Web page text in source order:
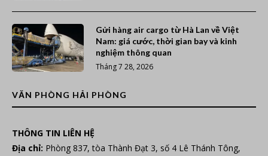
Gửi hàng air cargo từ Hà Lan về Việt
Nam: giá cước, thời gian bay và kinh
nghiệm thông quan
Tháng 7 28, 2026
VĂN PHÒNG HẢI PHÒNG
THÔNG TIN LIÊN HỆ
Địa chỉ: Phòng 837, tòa Thành Đạt 3, số 4 Lê Thánh Tông,